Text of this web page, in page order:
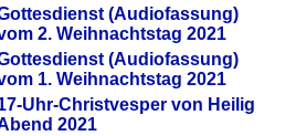
(Audiofassung)
2. Weihnachtstag 2021
(Audiofassung)
1. Weihnachtstag 2021
Uhr-Christvesper von Heilig
2021